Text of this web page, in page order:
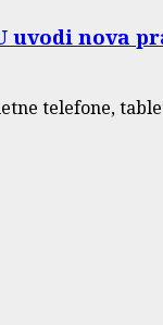
uvodi nova
telefone,